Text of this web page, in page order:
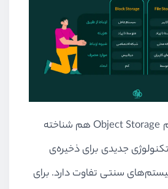
فضای ابری که به نام Object Storage هم شناخته
جدیدی برای ذخیره‌ی
سنتی تفاوت دارد. برای